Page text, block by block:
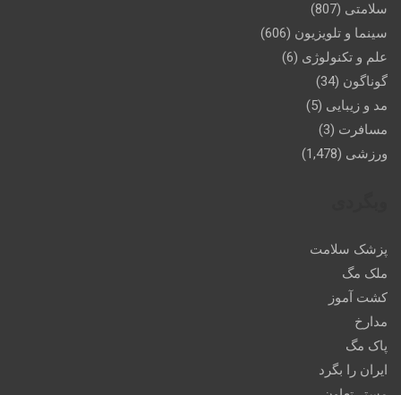
سلامتی (807)
سینما و تلویزیون (606)
علم و تکنولوژی (6)
گوناگون (34)
مد و زیبایی (5)
مسافرت (3)
ورزشی (1,478)
پزشک سلامت
ملک مگ
کشت آموز
مدارخ
پاک مگ
ایران را بگرد